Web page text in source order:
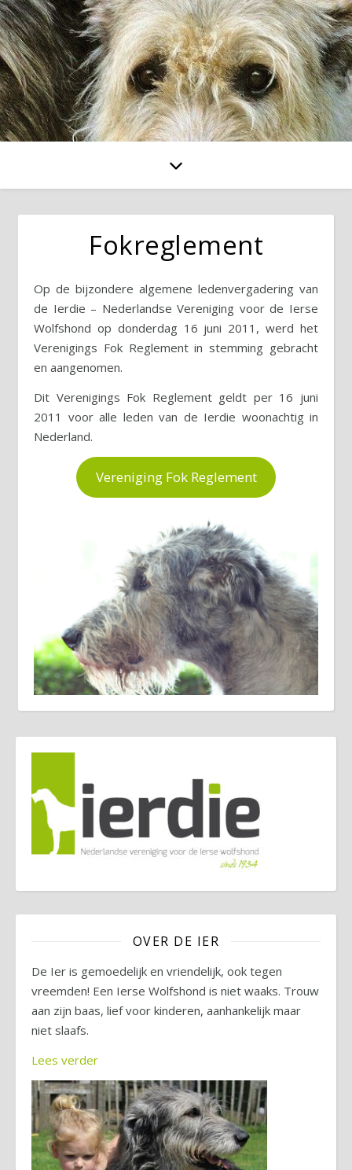
Fokreglement
Op de bijzondere algemene ledenvergadering van
de Ierdie – Nederlandse Vereniging voor de Ierse
Wolfshond op donderdag 16 juni 2011, werd het
Verenigings Fok Reglement in stemming gebracht
en aangenomen.
Dit Verenigings Fok Reglement geldt per 16 juni
2011 voor alle leden van de Ierdie woonachtig in
Nederland.
Vereniging Fok Reglement
OVER DE IER
De Ier is gemoedelijk en vriendelijk, ook tegen
vreemden! Een Ierse Wolfshond is niet waaks. Trouw
aan zijn baas, lief voor kinderen, aanhankelijk maar
niet slaafs.
Lees verder